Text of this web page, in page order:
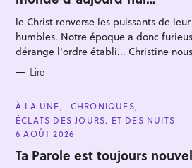
O
R
I
E
S
le Christ renverse les puissants de
humbles. Notre époque a donc
dérange l'ordre établi... Christine
Lire
C
A
T
E
O
R
À LA UNE
CHRONIQUES
ÉCLATS DES JOURS. ET DES NUITS
6 AOÛT 2026
Ta Parole est toujours